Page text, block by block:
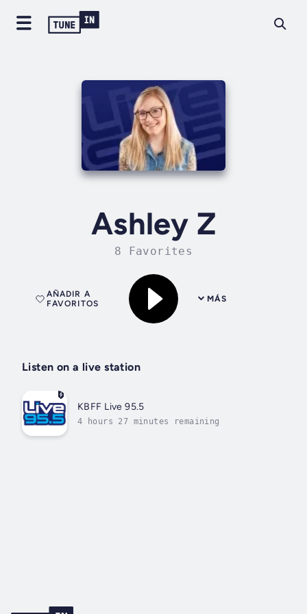
Ashley Z
8 Favorites
MÁS
AÑADIR A
FAVORITOS
Listen on a live station
KBFF Live 95.5
4 hours 27 minutes remaining